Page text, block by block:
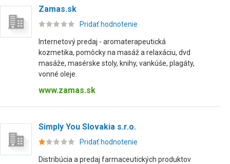
Zamas.sk
Pridať hodnotenie
Internetový predaj - aromaterapeutická
kozmetika, pomôcky na masáž a relaxáciu, dvd
masáže, masérske stoly, knihy, vankúše, plagáty,
vonné oleje.
www.zamas.sk
Simply You Slovakia s.r.o.
Pridať hodnotenie
Distribúcia a predaj farmaceutických produktov